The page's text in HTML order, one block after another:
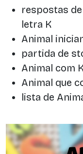
respostas
letra K
Animal
partida de
Animal com
Animal que
lista de